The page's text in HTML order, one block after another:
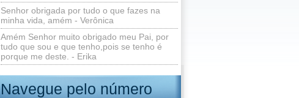
Senhor obrigada por tudo o que fazes na
minha vida, amém - Verônica
Amém Senhor muito obrigado meu Pai, por
tudo que sou e que tenho,pois se tenho é
porque me deste. - Erika
Navegue pelo número